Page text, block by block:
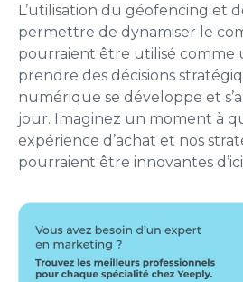
L’utilisation du géofencing et
permettre de dynamiser le
pourraient être utilisé comme
prendre des décisions
numérique se développe et
jour. Imaginez un moment à
expérience d’achat et nos
pourraient être innovantes d’ici